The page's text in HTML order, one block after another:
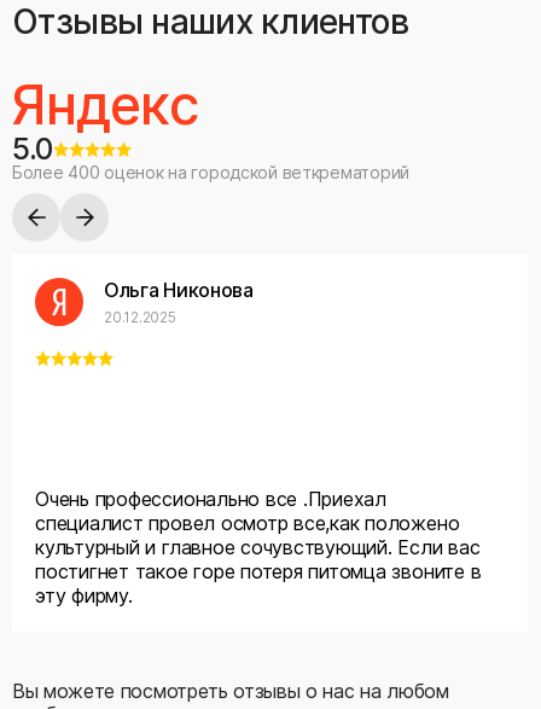
Отзывы наших клиентов
Яндекс
5.0
Более 400 оценок на городской веткрематорий
Ольга Никонова
20.12.2025
Очень профессионально все .Приехал
специалист провел осмотр все,как положено
культурный и главное сочувствующий. Если вас
постигнет такое горе потеря питомца звоните в
эту фирму.
Вы можете посмотреть отзывы о нас на любом